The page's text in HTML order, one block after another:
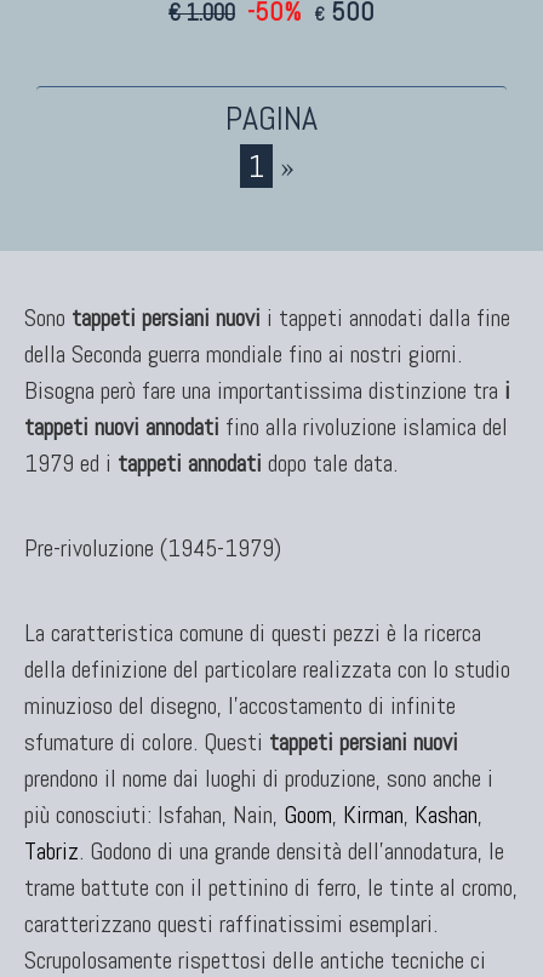
Kilim Nuovi
Nuovissimi Kilim India
Tappeti Turchi Vecchi E Nuovi
Tappeti Turcomanni Vecchi E Nuovi
Tappeti Ghazni
Tappeti Beluci
Tappeti Dal Mondo
€ 1.000 -50% € 500
1 »
Sono tappeti persiani nuovi i tappeti annodati dalla fine
della Seconda guerra mondiale fino ai nostri giorni.
Bisogna però fare una importantissima distinzione tra i
tappeti nuovi annodati fino alla rivoluzione islamica del
1979 ed i tappeti annodati dopo tale data.
Pre-rivoluzione (1945-1979)
La caratteristica comune di questi pezzi è la ricerca
della definizione del particolare realizzata con lo studio
minuzioso del disegno, l'accostamento di infinite
sfumature di colore. Questi tappeti persiani nuovi
prendono il nome dai luoghi di produzione, sono anche i
più conosciuti: Isfahan, Nain, Goom, Kirman, Kashan,
Tabriz. Godono di una grande densità dell'annodatura, le
trame battute con il pettinino di ferro, le tinte al cromo,
caratterizzano questi raffinatissimi esemplari.
Scrupolosamente rispettosi delle antiche tecniche ci